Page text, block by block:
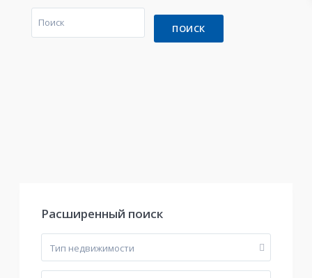
Расширенный поиск
Тип недвижимости